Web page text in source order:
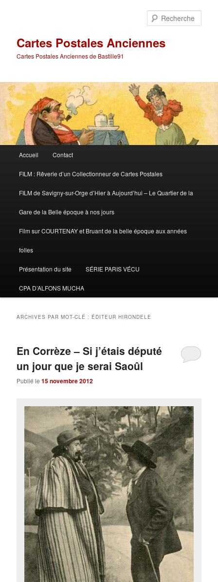
Cartes Postales Anciennes
Cartes Postales Anciennes de Bastille91
principal
Accueil Contact
FILM : Rêverie d’un Collectionneur de Cartes Postales
FILM de Savigny-sur-Orge d’Hier à Aujourd’hui – Le Quartier de la
Gare de la Belle époque à nos jours
Film sur COURTENAY et Bruant de la belle époque aux années
folles
Présentation du site SÉRIE PARIS VÉCU
CPA D’ALFONS MUCHA
ARCHIVES PAR MOT-CLÉ : ÉDITEUR HIRONDELE
En Corrèze – Si j’étais député
un jour que je serai Saoûl
Publié le15 novembre 2012